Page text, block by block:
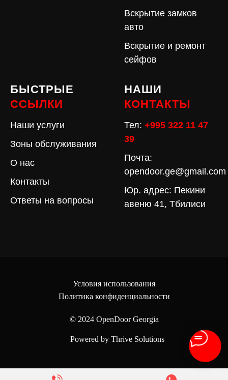
Вскрытие замков
авто
Вскрытие и ремонт
сейфов
БЫСТРЫЕ
ССЫЛКИ
Наши услуги
Зоны обслуживания
О нас
Контакты
Ответы на вопросы
НАШИ
КОНТАКТЫ
Тел: +995 322 11 47
39
Почта:
opendoor.ge@gmail.com
Юр. адрес: Пекини
авеню 41, Тбилиси
Условия использования
Политика конфиденциальности
© 2024 OpenDoor Georgia
Powered by Thrive Solutions